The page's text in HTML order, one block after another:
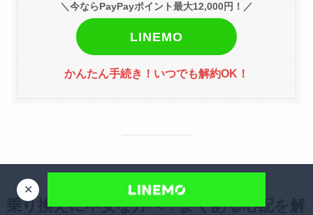
＼今ならPayPayポイント最大12,000円！／
LINEMO
かんたん手続き！いつでも解約OK！
乗り換えに不安な方へ：よくある心配を解
✕